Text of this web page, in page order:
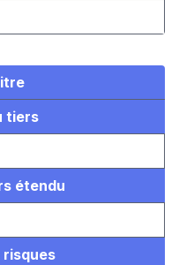
tiers
étendu
risques